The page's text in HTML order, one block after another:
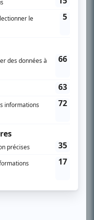
de 1996 à 2001. Sa